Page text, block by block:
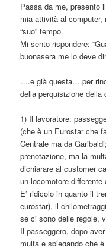
Passa da me, presento
mia attività al computer,
“suo” tempo.
Mi sento rispondere:
buonasera me lo deve
….e già questa….per
della perquisizione della
1) Il lavoratore:
(che è un Eurostar che
Centrale ma da
prenotazione, ma la
dichiarare al customer
un locomotore
E’ ridicolo in quanto il
eurostar), il
se ci sono delle regole,
Il passeggero, dopo
multa e spiegando che